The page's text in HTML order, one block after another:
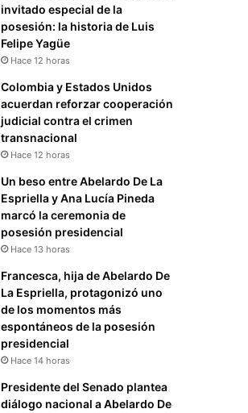
invitado especial de la
posesión: la historia de Luis
Felipe Yagüe
Hace 12 horas
Colombia y Estados Unidos
acuerdan reforzar cooperación
judicial contra el crimen
transnacional
Hace 12 horas
Un beso entre Abelardo De La
Espriella y Ana Lucía Pineda
marcó la ceremonia de
posesión presidencial
Hace 13 horas
Francesca, hija de Abelardo De
La Espriella, protagonizó uno
de los momentos más
espontáneos de la posesión
presidencial
Hace 14 horas
Presidente del Senado plantea
diálogo nacional a Abelardo De